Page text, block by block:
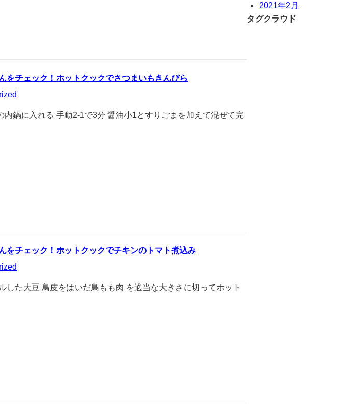
をチェック！ホットクックでさつまいもきんぴら
内鍋に入れる 手動2-1で3分 醤油小1とすりごまを加えて混ぜて完
をチェック！ホットクックでチキンのトマト煮込み
した大豆 鳥皮をはいだ鳥もも肉 を適当な大きさに切ってホット
2021年2月
タグクラウド